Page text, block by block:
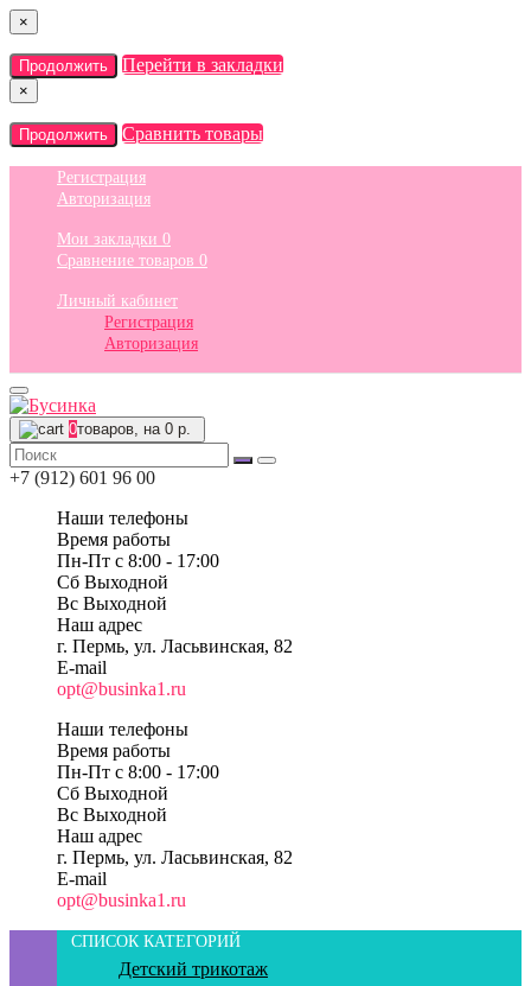
×
Продолжить Перейти в закладки
×
Продолжить Сравнить товары
Регистрация
Авторизация
Мои закладки 0
Сравнение товаров 0
Личный кабинет
Регистрация
Авторизация
0товаров, на 0 р.
+7 (912) 601 96 00
Наши телефоны
Время работы
Пн-Пт c 8:00 - 17:00
Сб Выходной
Вс Выходной
Наш адрес
г. Пермь, ул. Ласьвинская, 82
E-mail
opt@businka1.ru
Наши телефоны
Время работы
Пн-Пт c 8:00 - 17:00
Сб Выходной
Вс Выходной
Наш адрес
г. Пермь, ул. Ласьвинская, 82
E-mail
opt@businka1.ru
СПИСОК КАТЕГОРИЙ
Детский трикотаж